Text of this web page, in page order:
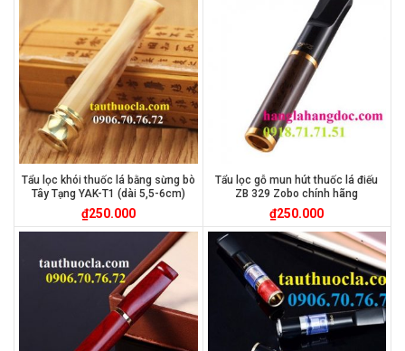
Tẩu lọc khói thuốc lá bằng sừng bò
Tây Tạng YAK-T1 (dài 5,5-6cm)
₫250.000
Tẩu lọc gỗ mun hút thuốc lá điếu
ZB 329 Zobo chính hãng
₫250.000